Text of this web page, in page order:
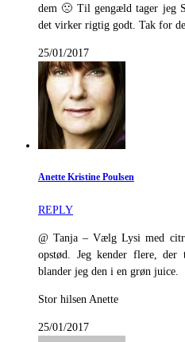
dem 🙁 Til gengæld tager jeg
det virker rigtig godt. Tak for
25/01/2017
Anette Kristine Poulsen
REPLY
@ Tanja – Vælg Lysi med
opstød. Jeg kender flere, der
blander jeg den i en grøn juice.
Stor hilsen Anette
25/01/2017